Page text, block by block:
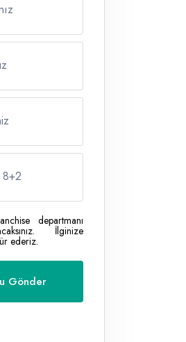
8+2
departmanı
İlginize
ederiz.